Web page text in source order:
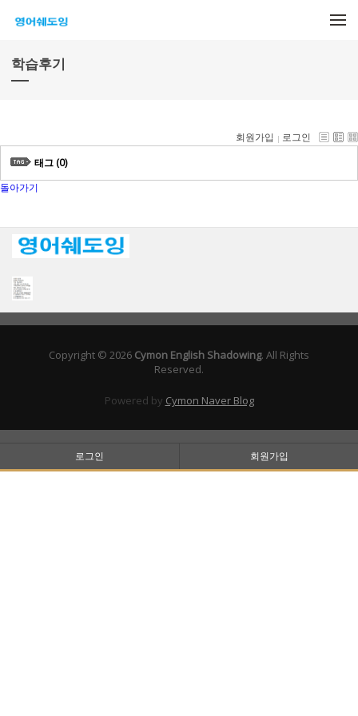
학습후기
회원가입
로그인
태그 (0)
돌아가기
Copyright © 2026 Cymon English Shadowing. All Rights
Reserved.
Powered by Cymon Naver Blog
로그인 회원가입